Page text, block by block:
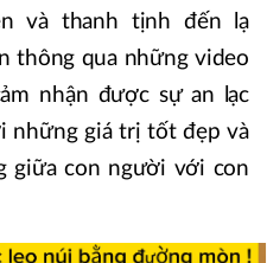
và thanh tịnh đến lạ
thông qua những video
nhận được sự an lạc
những giá trị tốt đẹp và
giữa con người với con